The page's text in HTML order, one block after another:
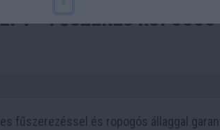
– Fűszeres Ropogós
fűszerezéssel és ropogós állaggal